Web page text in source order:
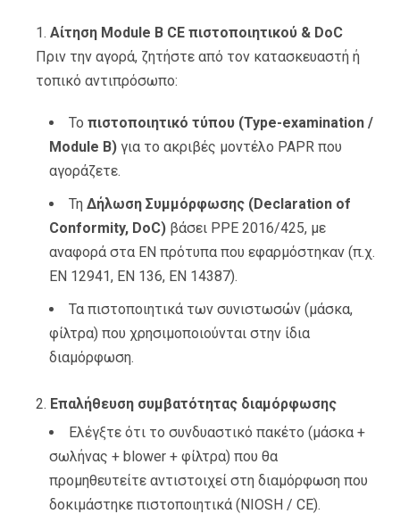
Αίτηση Module B CE πιστοποιητικού & DoC
Πριν την αγορά, ζητήστε από τον κατασκευαστή ή
τοπικό αντιπρόσωπο:
Το πιστοποιητικό τύπου (Type-examination /
Module B) για το ακριβές μοντέλο PAPR που
αγοράζετε.
Τη Δήλωση Συμμόρφωσης (Declaration of
Conformity, DoC) βάσει PPE 2016/425, με
αναφορά στα EN πρότυπα που εφαρμόστηκαν (π.χ.
EN 12941, EN 136, EN 14387).
Τα πιστοποιητικά των συνιστωσών (μάσκα,
φίλτρα) που χρησιμοποιούνται στην ίδια
διαμόρφωση.
Επαλήθευση συμβατότητας διαμόρφωσης
Ελέγξτε ότι το συνδυαστικό πακέτο (μάσκα +
σωλήνας + blower + φίλτρα) που θα
προμηθευτείτε αντιστοιχεί στη διαμόρφωση που
δοκιμάστηκε πιστοποιητικά (NIOSH / CE).